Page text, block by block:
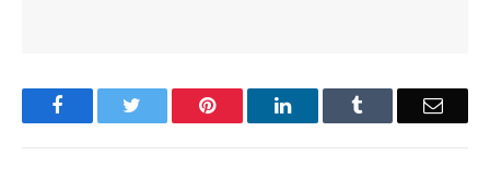
Facebook Pinterest LinkedIn Email